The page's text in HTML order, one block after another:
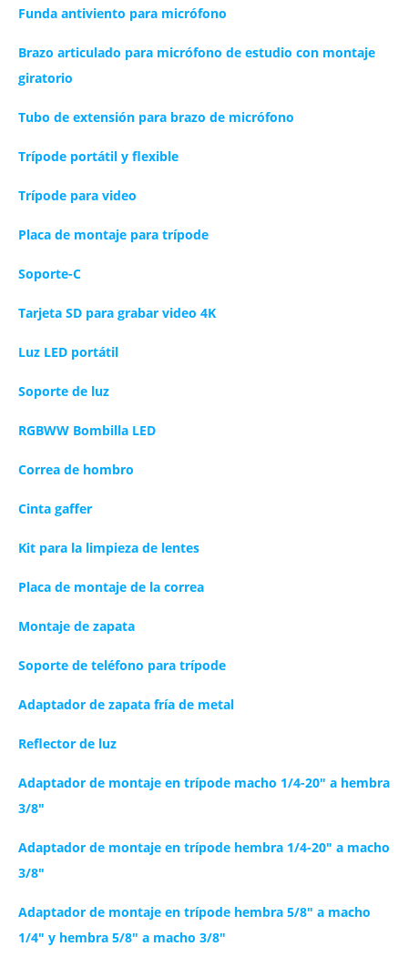
Funda antiviento para micrófono
Brazo articulado para micrófono de estudio con montaje
giratorio
Tubo de extensión para brazo de micrófono
Trípode portátil y flexible
Trípode para video
Placa de montaje para trípode
Soporte-C
Tarjeta SD para grabar video 4K
Luz LED portátil
Soporte de luz
RGBWW Bombilla LED
Correa de hombro
Cinta gaffer
Kit para la limpieza de lentes
Placa de montaje de la correa
Montaje de zapata
Soporte de teléfono para trípode
Adaptador de zapata fría de metal
Reflector de luz
Adaptador de montaje en trípode macho 1/4-20″ a hembra
3/8″
Adaptador de montaje en trípode hembra 1/4-20″ a macho
3/8″
Adaptador de montaje en trípode hembra 5/8″ a macho
1/4″ y hembra 5/8″ a macho 3/8″